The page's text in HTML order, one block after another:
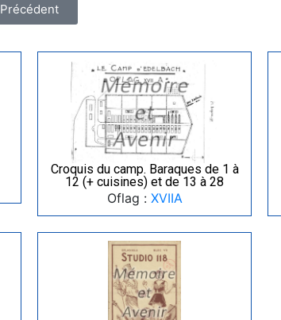
Précédent
Croquis du camp. Baraques de 1 à
12 (+ cuisines) et de 13 à 28
Oflag : XVIIA